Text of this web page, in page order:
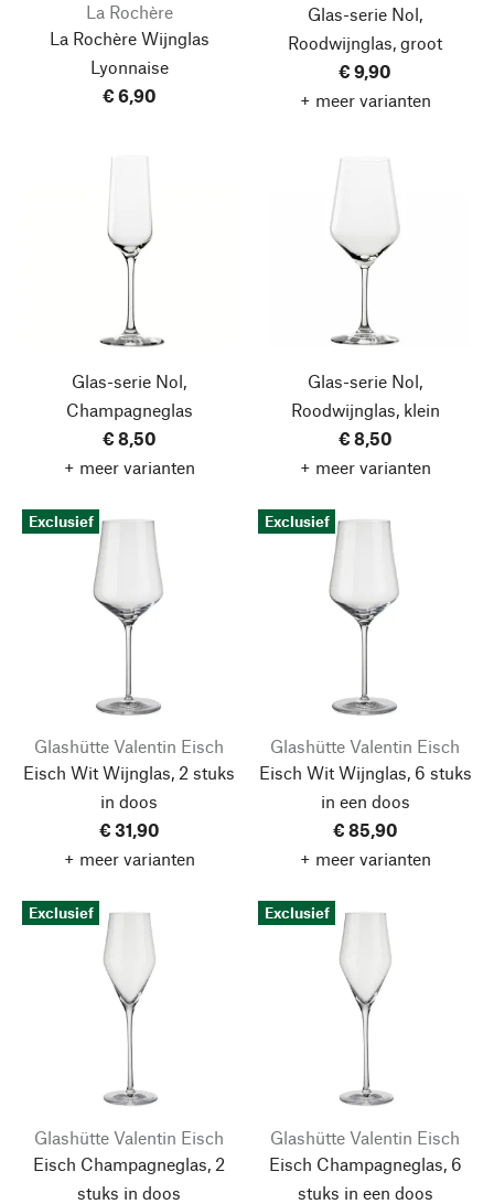
La Rochère
La Rochère Wijnglas
Lyonnaise
€ 6,90
Glas-serie Nol,
Roodwijnglas, groot
€ 9,90
+ meer varianten
Glas-serie Nol,
Champagneglas
€ 8,50
+ meer varianten
Glas-serie Nol,
Roodwijnglas, klein
€ 8,50
+ meer varianten
Exclusief
Glashütte Valentin Eisch
Eisch Wit Wijnglas, 2 stuks
in doos
€ 31,90
+ meer varianten
Exclusief
Glashütte Valentin Eisch
Eisch Wit Wijnglas, 6 stuks
in een doos
€ 85,90
+ meer varianten
Exclusief
Glashütte Valentin Eisch
Eisch Champagneglas, 2
stuks in doos
Exclusief
Glashütte Valentin Eisch
Eisch Champagneglas, 6
stuks in een doos